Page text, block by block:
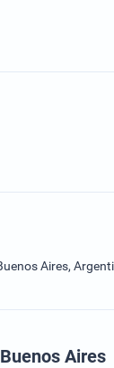
Aires,
Aires